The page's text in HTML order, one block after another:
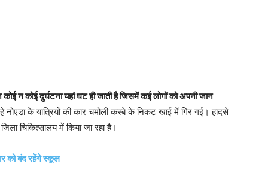
कोई न कोई दुर्घटना यहां घटही जाती है जिसमें कई लोगों को अपनी जान
नोएडा के यात्रियों की कार चमोली कस्बे के निकट खाई में गिर गई। हादसे
चिकित्सालय में किया जा रहा है।
को बंद रहेंगे स्कूल